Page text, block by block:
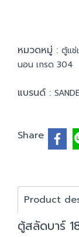
หมวดหมู่ : ตู้แช่
นอน เกรด 304
แบรนด์ :
Share
Product
ตู้สลัดบาร์